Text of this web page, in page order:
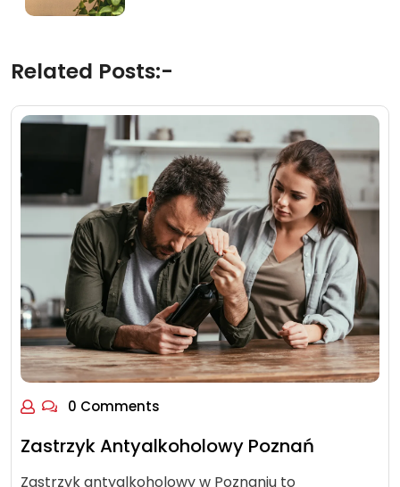
Related Posts:-
0 Comments
Zastrzyk Antyalkoholowy Poznań
Zastrzyk antyalkoholowy w Poznaniu to